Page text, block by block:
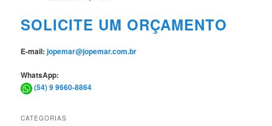
SOLICITE UM ORÇAMENTO
E-mail:jopemar@jopemar.com.br
WhatsApp:
(54) 9 9660-8864
CATEGORIAS